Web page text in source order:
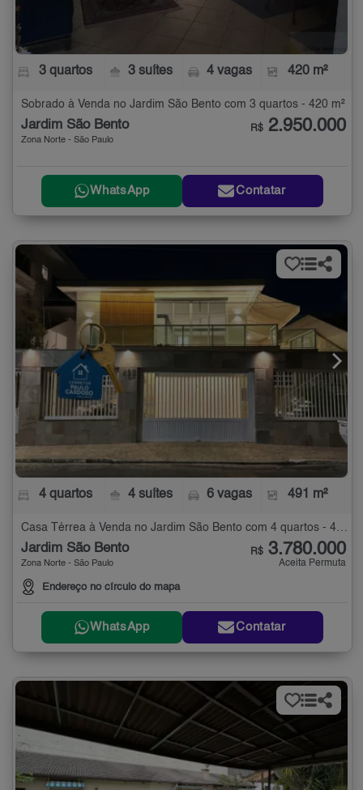
3 quartos 3 suítes 4 vagas 420 m²
Sobrado à Venda no Jardim São Bento com 3 quartos - 420 m²
Jardim São Bento
Zona Norte - São Paulo
R$ 2.950.000
WhatsApp Contatar
4 quartos 4 suítes 6 vagas 491 m²
Jardim São Bento
Zona Norte - São Paulo
Endereço no círculo do mapa
R$ 3.780.000
Aceita Permuta
WhatsApp Contatar